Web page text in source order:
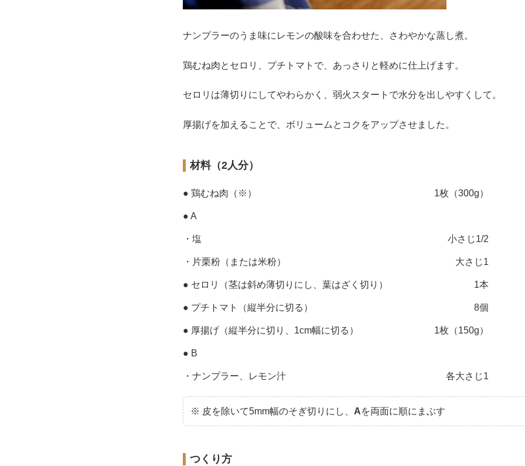
ナンプラーのうま味にレモンの酸味を合わせた、さわやかな蒸し煮。
鶏むね肉とセロリ、プチトマトで、あっさりと軽めに仕上げます。
セロリは薄切りにしてやわらかく、弱火スタートで水分を出しやすくして。
厚揚げを加えることで、ボリュームとコクをアップさせました。
材料（2人分）
● 鶏むね肉（※） 1枚（300g）
● A
・塩 小さじ1/2
・片栗粉（または米粉） 大さじ1
● セロリ（茎は斜め薄切りにし、葉はざく切り） 1本
● プチトマト（縦半分に切る） 8個
● 厚揚げ（縦半分に切り、1cm幅に切る） 1枚（150g）
● B
・ナンプラー、レモン汁 各大さじ1
※ 皮を除いて5mm幅のそぎ切りにし、 Aを両面に順にまぶす
つくり方